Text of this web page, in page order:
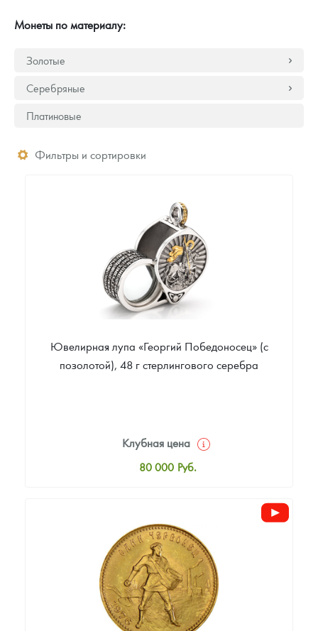
Монеты по материалу:
Золотые
Серебряные
Платиновые
Фильтры и сортировки
Ювелирная лупа «Георгий Победоносец» (с
позолотой), 48 г стерлингового серебра
Клубная цена
80 000 Руб.
Цена выкупа
Звоните